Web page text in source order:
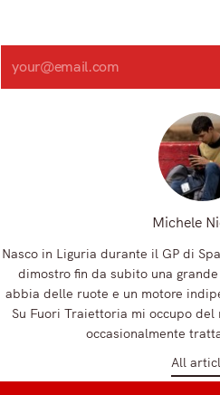
Search
Michele
Nasco in Liguria durante il GP di
dimostro fin da subito una
abbia delle ruote e un motore
Su Fuori Traiettoria mi occupo
occasionalmente
All